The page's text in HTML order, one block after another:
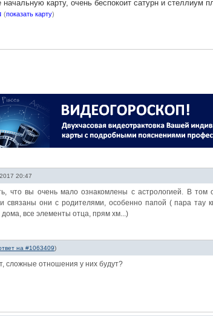
начальную карту, очень беспокоит сатурн и стеллиум
(показать карту)
20:47
что вы очень мало ознакомлены с астрологией. В
связаны они с родителями, особенно папой ( пара тау
все элементы отца, прям хм...)
на #1063409)
сложные отношения у них будут?